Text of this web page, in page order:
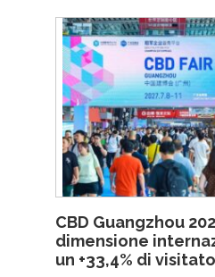
CBD Guangzhou
dimensione
un +33,4% di